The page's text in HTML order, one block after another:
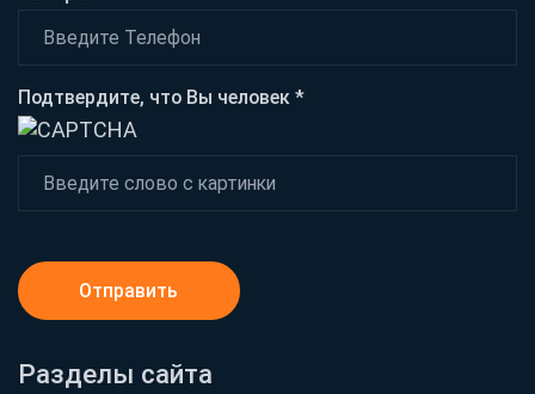
Разделы сайта
Подтвердите, что Вы человек *
Отправить